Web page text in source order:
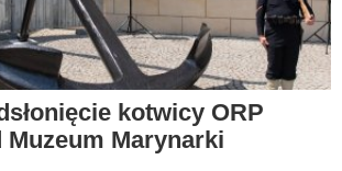
kotwicy ORP
Muzeum Marynarki